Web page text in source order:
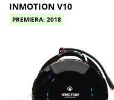
INMOTION V10
PREMIERA: 2018